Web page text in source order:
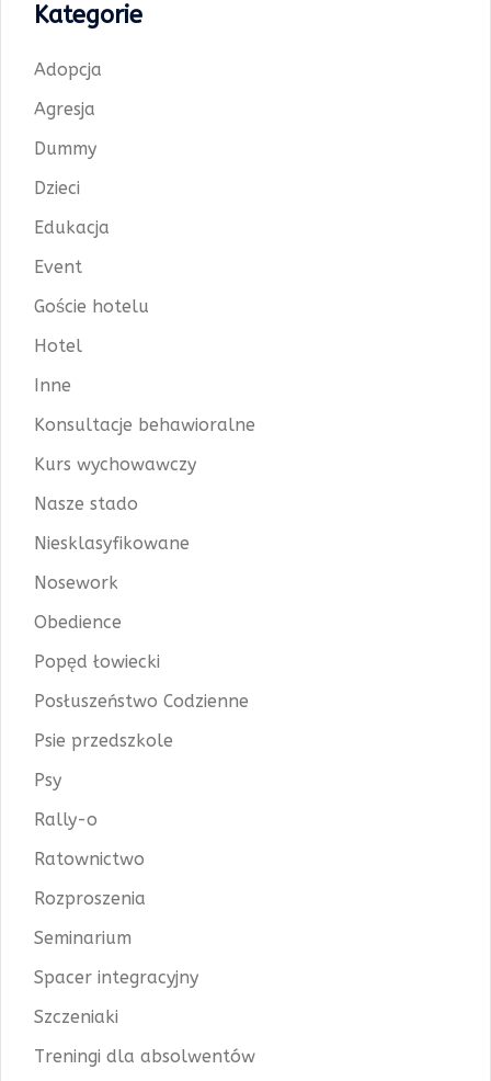
Kategorie
Adopcja
Agresja
Dummy
Dzieci
Edukacja
Event
Goście hotelu
Hotel
Inne
Konsultacje behawioralne
Kurs wychowawczy
Nasze stado
Niesklasyfikowane
Nosework
Obedience
Popęd łowiecki
Posłuszeństwo Codzienne
Psie przedszkole
Psy
Rally-o
Ratownictwo
Rozproszenia
Seminarium
Spacer integracyjny
Szczeniaki
Treningi dla absolwentów